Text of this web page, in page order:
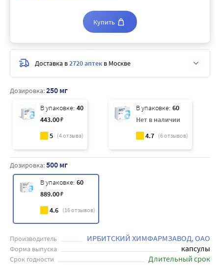
Дозировка:250 мг
В упаковке: 40
443.00₽
5 (4отзыва)
В упаковке: 60
Нет в наличии
4.7 (6отзывов)
Дозировка:500 мг
В упаковке: 60
889.00₽
4.6 (16отзывов)
Производитель ИРБИТСКИЙ ХИМФАРМЗАВОД, ОАО
Форма выпуска капсулы
Срок годности Длительный срок
Купить
Доставка в2720 аптек в Москве